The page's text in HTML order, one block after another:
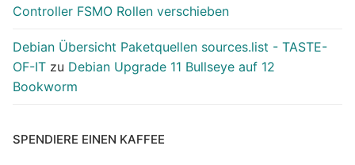
Controller FSMO Rollen verschieben
Debian Übersicht Paketquellen sources.list - TASTE-
OF-IT zu Debian Upgrade 11 Bullseye auf 12
Bookworm
SPENDIERE EINEN KAFFEE